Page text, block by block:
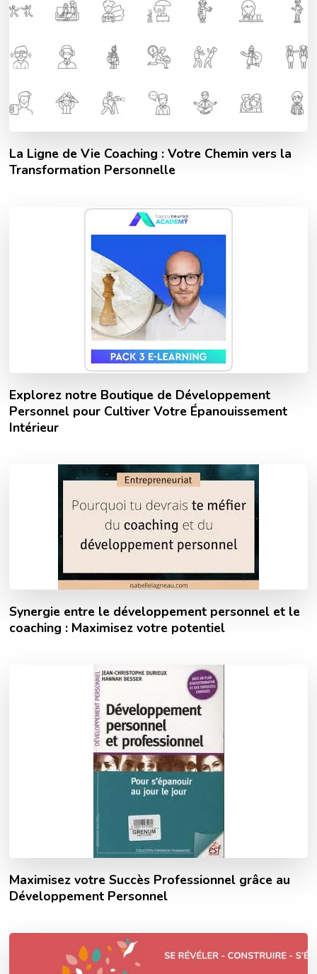
La Ligne de Vie Coaching : Votre Chemin vers la
Transformation Personnelle
Explorez notre Boutique de Développement
Personnel pour Cultiver Votre Épanouissement
Intérieur
Synergie entre le développement personnel et le
coaching : Maximisez votre potentiel
Maximisez votre Succès Professionnel grâce au
Développement Personnel